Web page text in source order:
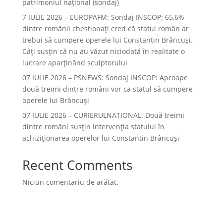
patrimoniul național (sondaj)
7 IULIE 2026 – EUROPAFM: Sondaj INSCOP: 65,6%
dintre românii chestionați cred că statul român ar
trebui să cumpere operele lui Constantin Brâncuși.
Câți susțin că nu au văzut niciodată în realitate o
lucrare aparținând sculptorului
07 IULIE 2026 – PSNEWS: Sondaj INSCOP: Aproape
două treimi dintre români vor ca statul să cumpere
operele lui Brâncuși
07 IULIE 2026 – CURIERULNATIONAL: Două treimi
dintre români susțin intervenția statului în
achiziționarea operelor lui Constantin Brâncuși
Recent Comments
Niciun comentariu de arătat.